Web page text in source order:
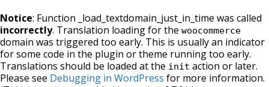
Notice: Function _load_textdomain_just_in_time was called
incorrectly. Translation loading for the woocommerce
domain was triggered too early. This is usually an indicator
for some code in the plugin or theme running too early.
Translations should be loaded at the init action or later.
Please see Debugging in WordPress for more information.